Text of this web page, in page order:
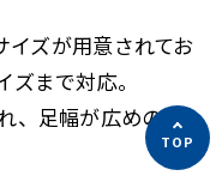
ズが用意されてお
まで対応。
、足幅が広めの方